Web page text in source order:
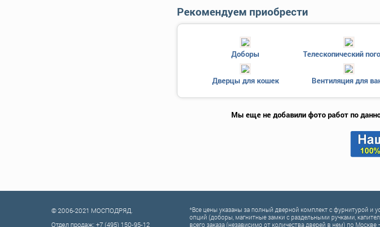
Рекомендуем приобрести
Доборы Телескопический
Дверцы для кошек Вентиляция для
Мы еще не добавили фото работ по
© 2006-2021 МОСПОДРЯД.
Отдел продаж: +7 (495) 150-95-12
*Все цены указаны за полный дверной комплект c фурнитурой и
опций (доборы, магнитные замки с раздельными ручками,
всего заказа (независимо от количества дверей в нем) по